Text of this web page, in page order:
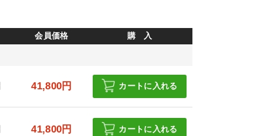
会員価格 購 入
41,800円 カートに入れる
41,800円 カートに入れる